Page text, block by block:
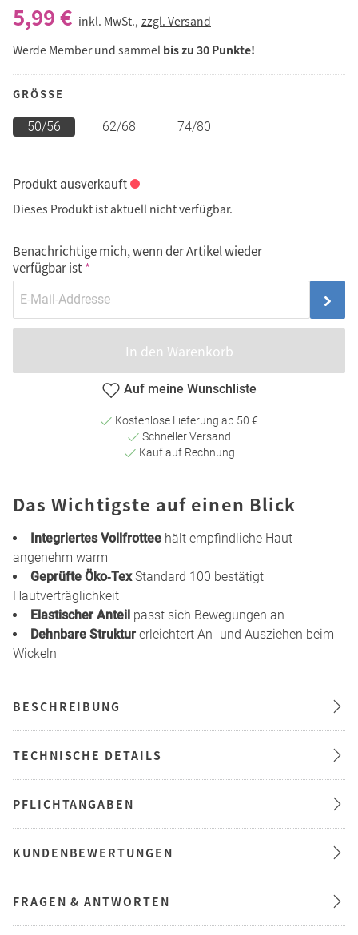
5,99 € inkl. MwSt., zzgl. Versand
Werde Member und sammel bis zu 30 Punkte!
GRÖSSE
50/56 62/68 74/80
Produkt ausverkauft
Dieses Produkt ist aktuell nicht verfügbar.
Benachrichtige mich, wenn der Artikel wieder
verfügbar ist
In den Warenkorb
Auf meine Wunschliste
Kostenlose Lieferung ab 50 €
Schneller Versand
Kauf auf Rechnung
Das Wichtigste auf einen Blick
Integriertes Vollfrottee hält empfindliche Haut
angenehm warm
Geprüfte Öko‑TexStandard 100 bestätigt
Hautverträglichkeit
Elastischer Anteil passt sich Bewegungen an
Dehnbare Struktur erleichtert An- und Ausziehen beim
Wickeln
BESCHREIBUNG
TECHNISCHE DETAILS
PFLICHTANGABEN
KUNDENBEWERTUNGEN
FRAGEN & ANTWORTEN